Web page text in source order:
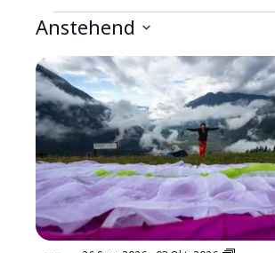
Anstehend
auswählen.
List
of
Veranstaltungen
in
Photo
View